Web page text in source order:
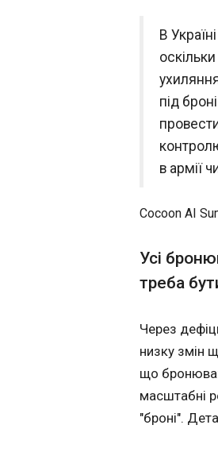
В
під
в армії
Cocoon AI
Усі
треба
Через
низку змін
що
масштабні
"броні".